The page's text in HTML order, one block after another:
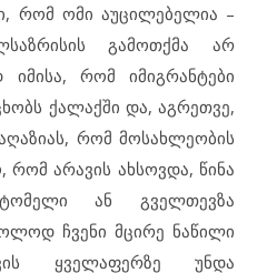
რომ ომი აუცილებელია –
გამოთქმა არ
იმისა, რომ იმიგრანტები
ქალაქში და, აგრეთვე,
რომ მოსახლეობის
არავის ახსოვდა, წინა
ან გველთევზა
ჩვენი მცირე ნაწილი
ყველაფერზე უნდა